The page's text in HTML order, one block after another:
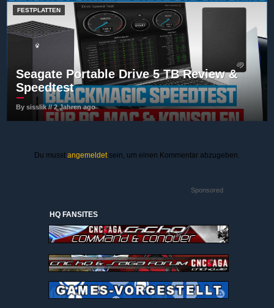
FESTPLATTEN
Seagate Portable Drive 5 TB Review &
Speedtest
By sisslik // 2 Jahren ago
Du musst angemeldetsein, um einen Kommentar abzugeben.
Sponsored
HQ FANSITES